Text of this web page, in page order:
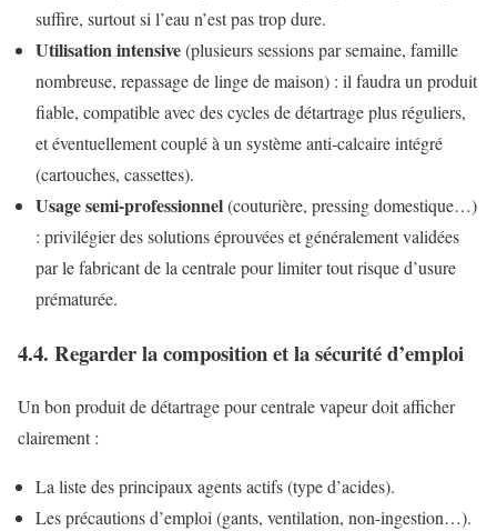
suffire, surtout si l’eau n’est pas trop dure.
Utilisation intensive(plusieurs sessions par semaine, famille
nombreuse, repassage de linge de maison) : il faudra un produit
fiable, compatible avec des cycles de détartrage plus réguliers,
et éventuellement couplé à un système anti-calcaire intégré
(cartouches, cassettes).
Usage semi-professionnel(couturière, pressing domestique…)
: privilégier des solutions éprouvées et généralement validées
par le fabricant de la centrale pour limiter tout risque d’usure
prématurée.
4.4. Regarder la composition et la sécurité d’emploi
Un bon produit de détartrage pour centrale vapeur doit afficher
clairement :
La liste des principaux agents actifs (type d’acides).
Les précautions d’emploi (gants, ventilation, non-ingestion…).